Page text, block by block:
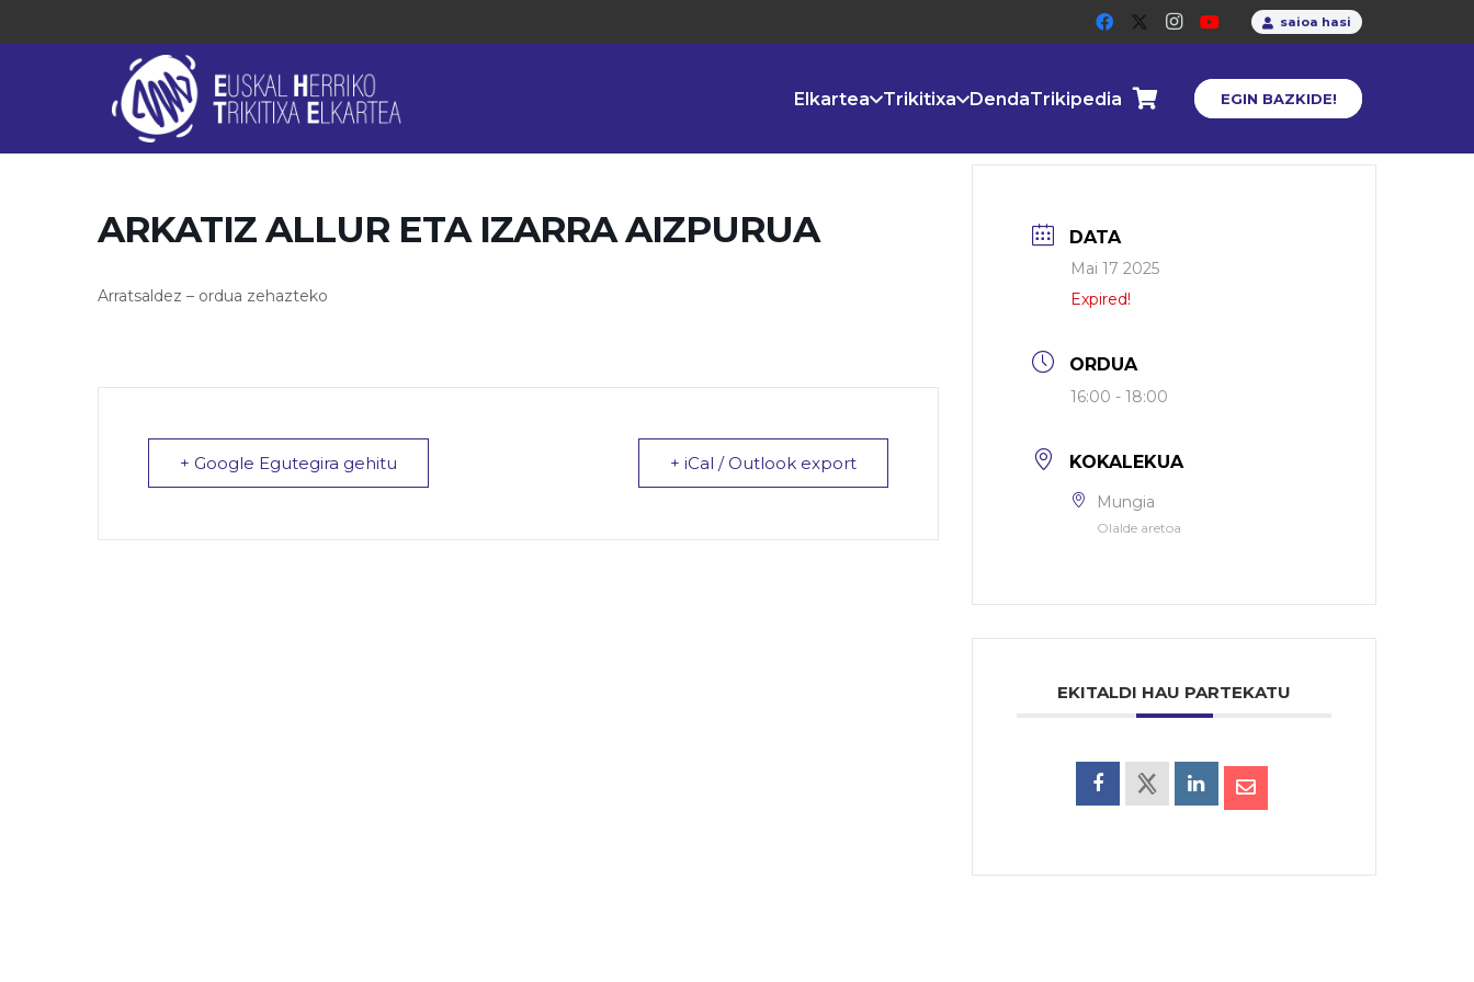
saioa hasi
Elkartea Trikitixa DendaTrikipedia EGIN BAZKIDE!
ARKATIZ ALLUR ETA IZARRA AIZPURUA
Arratsaldez – ordua zehazteko
+ Google Egutegira gehitu + iCal / Outlook export
DATA
Mai 17 2025
Expired!
ORDUA
16:00 - 18:00
KOKALEKUA
Mungia
Olalde aretoa
EKITALDI HAU PARTEKATU